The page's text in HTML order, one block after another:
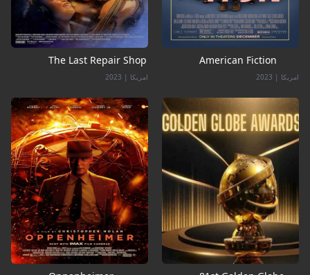
American Fiction
امریکا |
2023
The Last Repair Shop
امریکا |
2023